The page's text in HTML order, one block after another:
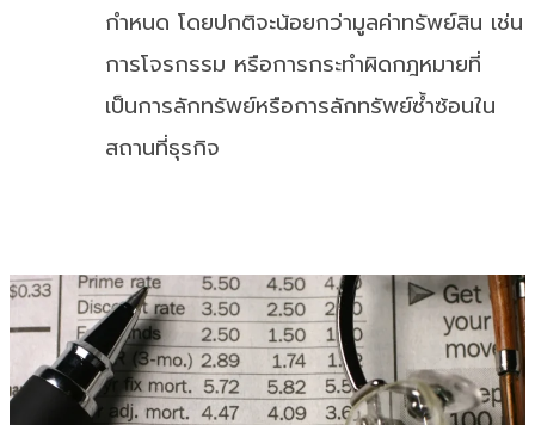
กำหนด โดยปกติจะน้อยกว่ามูลค่าทรัพย์สิน เช่น
การโจรกรรม หรือการกระทำผิดกฎหมายที่
เป็นการลักทรัพย์หรือการลักทรัพย์ซ้ำซ้อนใน
สถานที่ธุรกิจ